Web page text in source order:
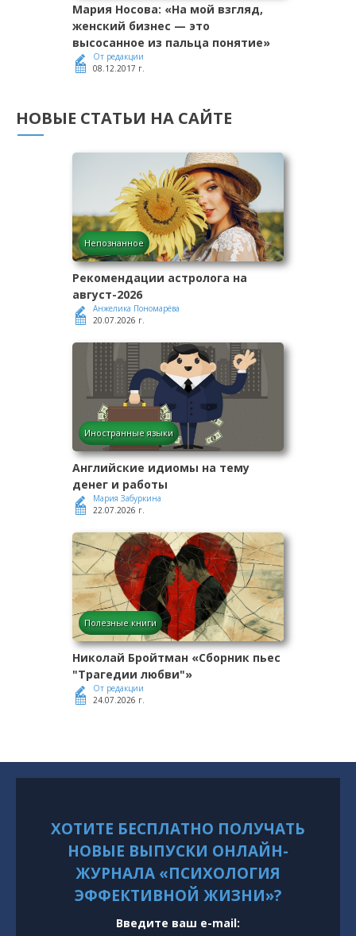
Мария Носова: «На мой взгляд,
женский бизнес — это
высосанное из пальца понятие»
От редакции
08.12.2017 г.
НОВЫЕ СТАТЬИ НА САЙТЕ
Непознанное
Рекомендации астролога на
август-2026
Анжелика Пономарёва
20.07.2026 г.
Иностранные языки
Английские идиомы на тему
денег и работы
Мария Забуркина
22.07.2026 г.
Полезные книги
Николай Бройтман «Сборник пьес
"Трагедии любви"»
От редакции
24.07.2026 г.
ХОТИТЕ БЕСПЛАТНО ПОЛУЧАТЬ
НОВЫЕ ВЫПУСКИ ОНЛАЙН-
ЖУРНАЛА «ПСИХОЛОГИЯ
ЭФФЕКТИВНОЙ ЖИЗНИ»?
Введите ваш e-mail: